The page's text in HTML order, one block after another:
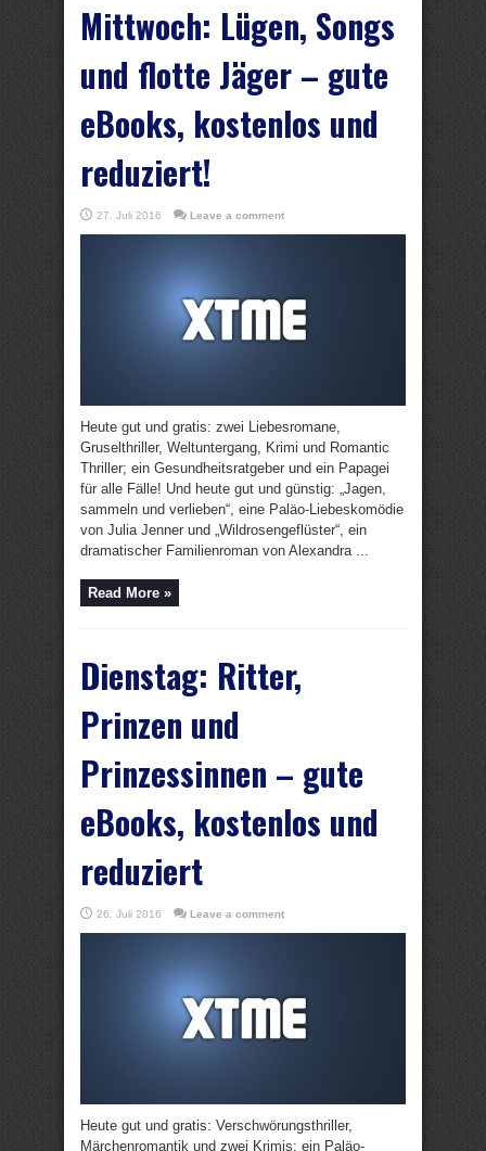
Mittwoch: Lügen, Songs
und flotte Jäger – gute
eBooks, kostenlos und
reduziert!
27. Juli 2016 Leave a comment
Heute gut und gratis: zwei Liebesromane,
Gruselthriller, Weltuntergang, Krimi und Romantic
Thriller; ein Gesundheitsratgeber und ein Papagei
für alle Fälle! Und heute gut und günstig: „Jagen,
sammeln und verlieben“, eine Paläo-Liebeskomödie
von Julia Jenner und „Wildrosengeflüster“, ein
dramatischer Familienroman von Alexandra ...
Read More »
Dienstag: Ritter,
Prinzen und
Prinzessinnen – gute
eBooks, kostenlos und
reduziert
26. Juli 2016 Leave a comment
Heute gut und gratis: Verschwörungsthriller,
Märchenromantik und zwei Krimis; ein Paläo-